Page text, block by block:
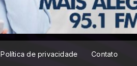
Política de privacidade Contato